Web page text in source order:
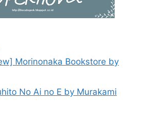
Morinonaka Bookstore by
No Ai no E by Murakami